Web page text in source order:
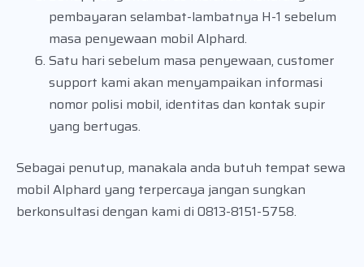
pembayaran selambat-lambatnya H-1 sebelum
masa penyewaan mobil Alphard.
Satu hari sebelum masa penyewaan, customer
support kami akan menyampaikan informasi
nomor polisi mobil, identitas dan kontak supir
yang bertugas.
Sebagai penutup, manakala anda butuh tempat sewa
mobil Alphard yang terpercaya jangan sungkan
berkonsultasi dengan kami di 0813-8151-5758.